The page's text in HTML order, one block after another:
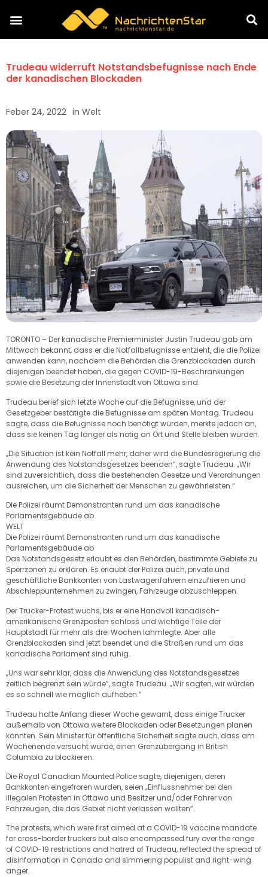
Trudeau widerruft Notstandsbefugnisse nach Ende
der kanadischen Blockaden
Feber 24, 2022 in Welt
TORONTO – Der kanadische Premierminister Justin Trudeau gab am
Mittwoch bekannt, dass er die Notfallbefugnisse entzieht, die die Polizei
anwenden kann, nachdem die Behörden die Grenzblockaden durch
diejenigen beendet haben, die gegen COVID-19-Beschränkungen
sowie die Besetzung der Innenstadt von Ottawa sind.
Trudeau berief sich letzte Woche auf die Befugnisse, und der
Gesetzgeber bestätigte die Befugnisse am späten Montag. Trudeau
sagte, dass die Befugnisse noch benötigt würden, merkte jedoch an,
dass sie keinen Tag länger als nötig an Ort und Stelle bleiben würden.
„Die Situation ist kein Notfall mehr, daher wird die Bundesregierung die
Anwendung des Notstandsgesetzes beenden“, sagte Trudeau. „Wir
sind zuversichtlich, dass die bestehenden Gesetze und Verordnungen
ausreichen, um die Sicherheit der Menschen zu gewährleisten.“
Die Polizei räumt Demonstranten rund um das kanadische
Parlamentsgebäude ab
WELT
Die Polizei räumt Demonstranten rund um das kanadische
Parlamentsgebäude ab
Das Notstandsgesetz erlaubt es den Behörden, bestimmte Gebiete zu
Sperrzonen zu erklären. Es erlaubt der Polizei auch, private und
geschäftliche Bankkonten von Lastwagenfahrern einzufrieren und
Abschleppunternehmen zu zwingen, Fahrzeuge abzuschleppen.
Der Trucker-Protest wuchs, bis er eine Handvoll kanadisch-
amerikanische Grenzposten schloss und wichtige Teile der
Hauptstadt für mehr als drei Wochen lahmlegte. Aber alle
Grenzblockaden sind jetzt beendet und die Straßen rund um das
kanadische Parlament sind ruhig.
„Uns war sehr klar, dass die Anwendung des Notstandsgesetzes
zeitlich begrenzt sein würde“, sagte Trudeau. „Wir sagten, wir würden
es so schnell wie möglich aufheben.“
Trudeau hatte Anfang dieser Woche gewarnt, dass einige Trucker
außerhalb von Ottawa weitere Blockaden oder Besetzungen planen
könnten. Sein Minister für öffentliche Sicherheit sagte auch, dass am
Wochenende versucht wurde, einen Grenzübergang in British
Columbia zu blockieren.
Die Royal Canadian Mounted Police sagte, diejenigen, deren
Bankkonten eingefroren wurden, seien „Einflussnehmer bei den
illegalen Protesten in Ottawa und Besitzer und/oder Fahrer von
Fahrzeugen, die das Gebiet nicht verlassen wollten“.
The protests, which were first aimed at a COVID-19 vaccine mandate
for cross-border truckers but also encompassed fury over the range
of COVID-19 restrictions and hatred of Trudeau, reflected the spread of
disinformation in Canada and simmering populist and right-wing
anger.